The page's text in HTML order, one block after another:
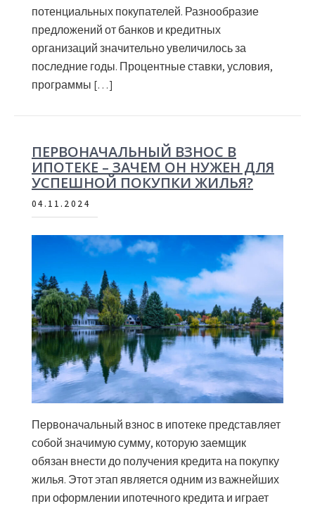
потенциальных покупателей. Разнообразие
предложений от банков и кредитных
организаций значительно увеличилось за
последние годы. Процентные ставки, условия,
программы […]
ПЕРВОНАЧАЛЬНЫЙ ВЗНОС В
ИПОТЕКЕ – ЗАЧЕМ ОН НУЖЕН ДЛЯ
УСПЕШНОЙ ПОКУПКИ ЖИЛЬЯ?
04.11.2024
Первоначальный взнос в ипотеке представляет
собой значимую сумму, которую заемщик
обязан внести до получения кредита на покупку
жилья. Этот этап является одним из важнейших
при оформлении ипотечного кредита и играет